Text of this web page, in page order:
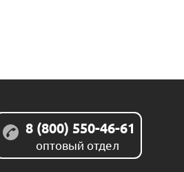
8 (800) 550-46-61
оптовый отдел